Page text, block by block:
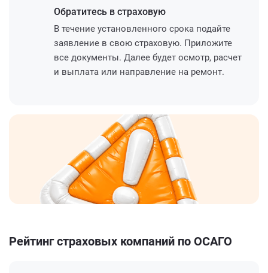
Обратитесь в страховую
В течение установленного срока подайте
заявление в свою страховую. Приложите
все документы. Далее будет осмотр, расчет
и выплата или направление на ремонт.
Рейтинг страховых компаний по ОСАГО